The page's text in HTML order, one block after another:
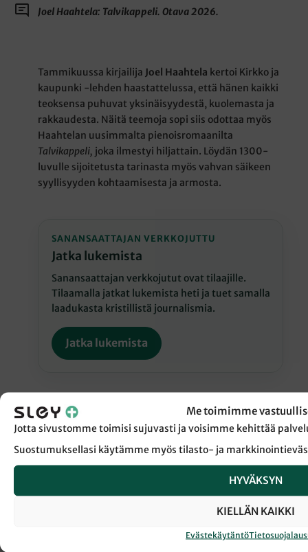
Me toimimme
Jotta sivustomme toimisi sujuvasti ja voisimme kehittää
Suostumuksellasi käytämme myös tilasto- ja
HYVÄKSYN
KIELLÄN KAIKKI
Evästekäytäntö
Joel Haahtela: Talvikappeli. Otava 2026.
Tammikuussa kirjailija Joel Haahtela kertoi Kirkko ja
kaupunki -lehden haastattelussa, että hänen kaikki
teoksensa puhuvat yksinäisyydestä, kuolemasta ja
rakkaudesta. Näitä teemoja sopi siis odottaa myös
Haahtelan uusimmalta pienoisromaanilta
Talvikappeli, joka ilmestyi hiljattain. Löydän 1300-
luvulle sijoitetusta tarinasta myös vahvan säikeen
syyllisyyden kohtaamisesta ja armosta.
SANANSAATTAJAN VERKKOJUTTU
Jatka lukemista
Sanansaattajan verkkojutut ovat tilaajille.
Tilaamalla jatkat lukemista heti ja tuet samalla
laadukasta kristillistä journalismia.
Jatka lukemista
← Takaisin Sanansaattaja-lehden etusivulle